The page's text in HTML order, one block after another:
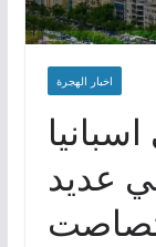
اخبار الهجرة
في عديد